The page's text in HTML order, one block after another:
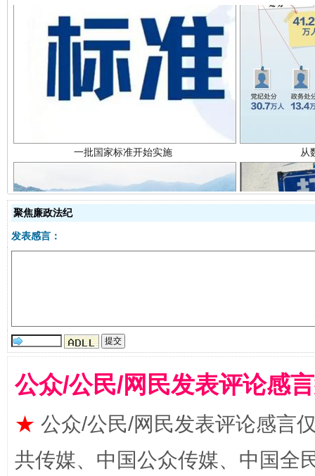
一批国家标准开始实施 从
以产业富民促振兴 酒驾
聚焦廉政法纪
发表感言：
公众/公民/网民发表评论感
★ 公众/公民/网民发表评论感言
共传媒、中国公众传媒、中国全